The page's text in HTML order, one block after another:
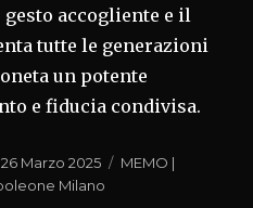
accogliente e il
tutte le generazioni
un potente
e fiducia condivisa.
Pubblicato
il
26 Marzo 2025 Categorie
MEMO |
Milano